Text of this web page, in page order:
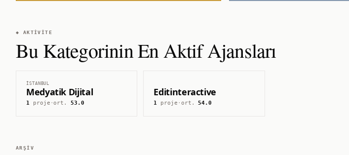
◆ AKTIVITE
Bu Kategorinin En Aktif Ajansları
İSTANBUL
Medyatik Dijital
1proje ·ort.53.0
Editinteractive
1 proje · ort.54.0
ARŞIV